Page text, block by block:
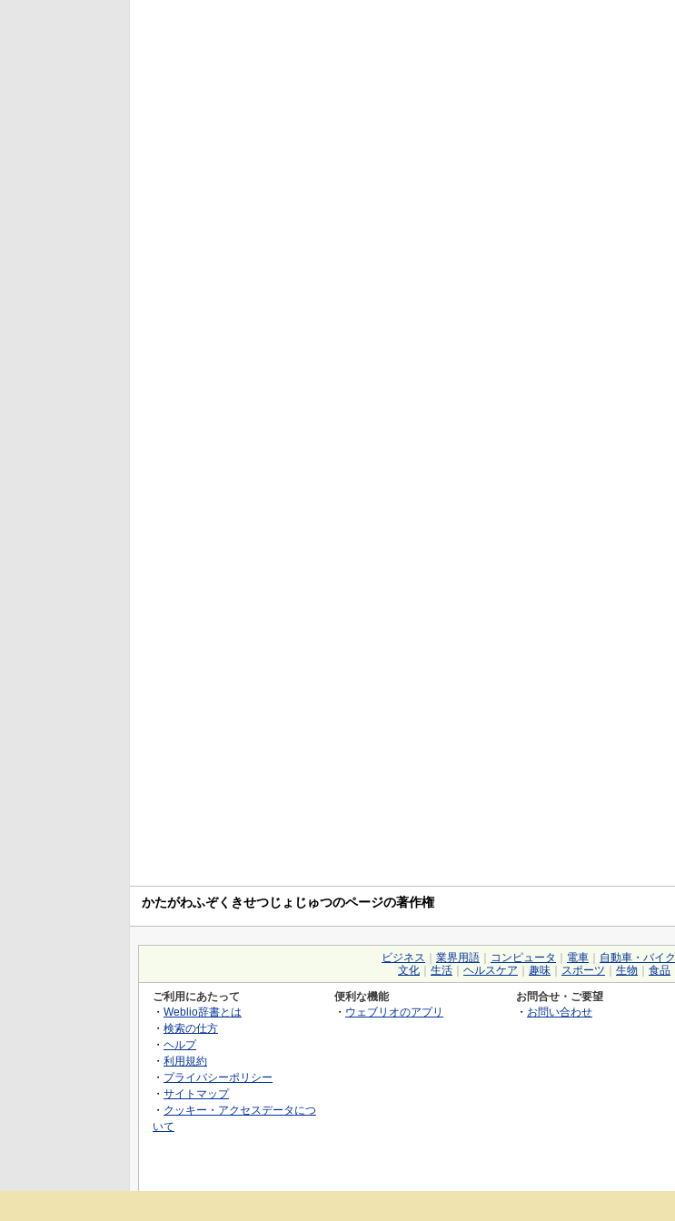
かたがわふぞくきせつじょじゅつのページの著作権
ビジネス 業界用語 コンピュータ 電車 自動車・バイク
文化
生活 ヘルスケア 趣味 スポーツ 生物 食品
ご利用にあたって
・ Weblio辞書とは
・ 検索の仕方
・ ヘルプ
・ 利用規約
・ プライバシーポリシー
・ サイトマップ
・ クッキー・アクセスデータにつ
いて
便利な機能
・ ウェブリオのアプリ
お問合せ・ご要望
・ お問い合わせ